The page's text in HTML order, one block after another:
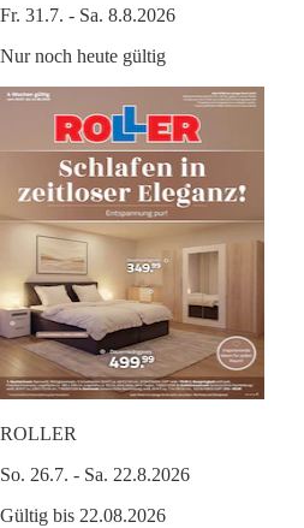
Fr. 31.7. - Sa. 8.8.2026
Nur noch heute gültig
ROLLER
So. 26.7. - Sa. 22.8.2026
Gültig bis 22.08.2026